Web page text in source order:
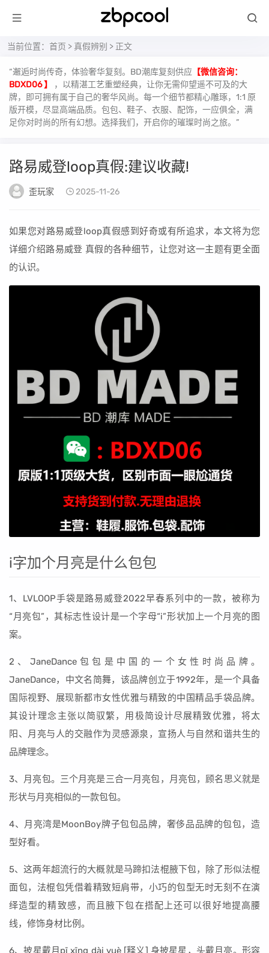
当前位置： 首页 > 真假辨别 > 正文
“邂逅时尚传奇，体验奢华复刻。BD潮库复刻供应 【微信咨询：
BDXD06 】
，以精湛工艺重塑经典，让你无需仰望遥不可及的大
牌，即可拥有属于自己的奢华风尚。每一个细节都精心雕琢，1:1 原
版开模，尽显高端品质。包包、鞋子、衣服、配饰，一应俱全，满
足你对时尚的所有幻想。选择我们，开启你的璀璨时尚之旅。”
路易威登loop真假:建议收藏!
歪玩家 2025-11-26
如果您对路易威登loop真假感到好奇或有所追求，本文将为您
详细介绍路易威登 真假的各种细节，让您对这一主题有更全面
的认识。
i字加个月亮是什么包包
1、LVLOOP手袋是路易威登2022早春系列中的一款，被称为
“月亮包”，其标志性设计是一个字母“i”形状加上一个月亮的图
案。
2、JaneDance包包是中国的一个女性时尚品牌。
JaneDance，中文名简舞，该品牌创立于1992年，是一个具备
国际视野、展现新都市女性优雅与精致的中国精品手袋品牌。
其设计理念主张以简驭繁，用极简设计尽展精致优雅，将太
阳、月亮与人的交融作为灵感源泉，宣扬人与自然和谐共生的
品牌理念。
3、月亮包。三个月亮是三合一月亮包，月亮包，顾名思义就是
形状与月亮相似的一款包包。
4、月亮湾是MoonBoy牌子包包品牌，奢侈品品牌的包包，造
型好看。
5、这两年超流行的大概就是马蹄扣法棍腋下包，除了形似法棍
面包，法棍包凭借着精致短肩带，小巧的包型无时无刻不在演
绎造型的精致感，而且腋下包在搭配上还可以很好地提高腰
线，修饰身材比例。
6、披星戴月pī xīng dài yuè [释义] 身披星星，头戴月亮。形容